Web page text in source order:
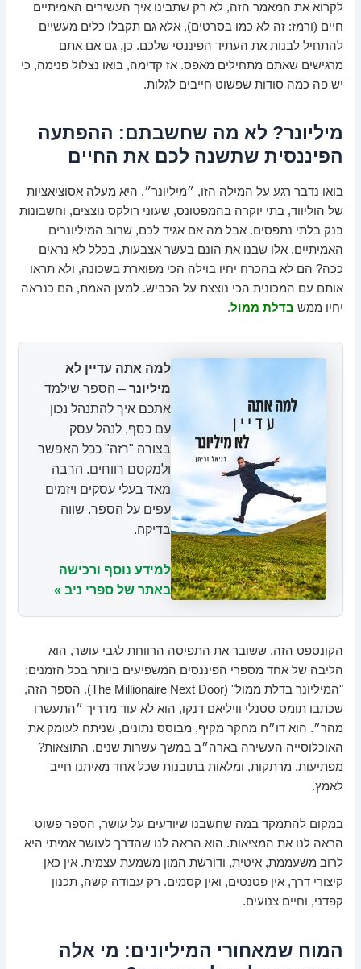
לקרוא את המאמר הזה, לא רק שתבינו איך העשירים האמיתיים
חיים (ורמז: זה לא כמו בסרטים), אלא גם תקבלו כלים מעשיים
להתחיל לבנות את העתיד הפיננסי שלכם. כן, גם אם אתם
מרגישים שאתם מתחילים מאפס. אז קדימה, בואו נצלול פנימה, כי
יש פה כמה סודות שפשוט חייבים לגלות.
מיליונר? לא מה שחשבתם: ההפתעה
הפיננסית שתשנה לכם את החיים
בואו נדבר רגע על המילה הזו, ״מיליונר״. היא מעלה אסוציאציות
של הוליווד, בתי יוקרה בהמפטונס, שעוני רולקס נוצצים, וחשבונות
בנק בלתי נתפסים. אבל מה אם אגיד לכם, שרוב המיליונרים
האמיתיים, אלו שבנו את הונם בעשר אצבעות, בכלל לא נראים
ככה? הם לא בהכרח יחיו בוילה הכי מפוארת בשכונה, ולא תראו
אותם עם המכונית הכי נוצצת על הכביש. למען האמת, הם כנראה
יחיו ממש בדלת ממול.
למה אתה עדיין לא
מיליונר – הספר שילמד
אתכם איך להתנהל נכון
עם כסף, לנהל עסק
בצורה "רזה" ככל האפשר
ולמקסם רווחים. הרבה
מאד בעלי עסקים ויזמים
עפים על הספר. שווה
בדיקה.
למידע נוסף ורכישה
באתר של ספרי ניב »
הקונספט הזה, ששובר את התפיסה הרווחת לגבי עושר, הוא
הליבה של אחד מספרי הפיננסים המשפיעים ביותר בכל הזמנים:
"המיליונר בדלת ממול" (The Millionaire Next Door). הספר הזה,
שכתבו תומס סטנלי וויליאם דנקו, הוא לא עוד מדריך ״התעשרו
מהר״. הוא דו״ח מחקר מקיף, מבוסס נתונים, שניתח לעומק את
האוכלוסייה העשירה בארה״ב במשך עשרות שנים. התוצאות?
מפתיעות, מרתקות, ומלאות בתובנות שכל אחד מאיתנו חייב
לאמץ.
במקום להתמקד במה שחשבנו שיודעים על עושר, הספר פשוט
הראה לנו את המציאות. הוא הראה לנו שהדרך לעושר אמיתי היא
לרוב משעממת, איטית, ודורשת המון משמעת עצמית. אין כאן
קיצורי דרך, אין פטנטים, ואין קסמים. רק עבודה קשה, תכנון
קפדני, וחיים צנועים.
המוח שמאחורי המיליונים: מי אלה